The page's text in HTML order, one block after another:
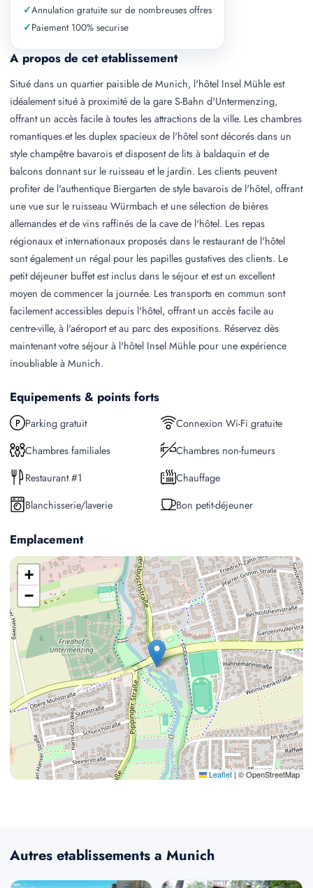
A propos de cet etablissement
Situé dans un quartier paisible de Munich, l'hôtel Insel Mühle est
idéalement situé à proximité de la gare S-Bahn d'Untermenzing,
offrant un accès facile à toutes les attractions de la ville. Les chambres
romantiques et les duplex spacieux de l'hôtel sont décorés dans un
style champêtre bavarois et disposent de lits à baldaquin et de
balcons donnant sur le ruisseau et le jardin. Les clients peuvent
profiter de l'authentique Biergarten de style bavarois de l'hôtel, offrant
une vue sur le ruisseau Würmbach et une sélection de bières
allemandes et de vins raffinés de la cave de l'hôtel. Les repas
régionaux et internationaux proposés dans le restaurant de l'hôtel
sont également un régal pour les papilles gustatives des clients. Le
petit déjeuner buffet est inclus dans le séjour et est un excellent
moyen de commencer la journée. Les transports en commun sont
facilement accessibles depuis l'hôtel, offrant un accès facile au
centre-ville, à l'aéroport et au parc des expositions. Réservez dès
maintenant votre séjour à l'hôtel Insel Mühle pour une expérience
inoubliable à Munich.
Equipements & points forts
Parking gratuit
Connexion Wi-Fi gratuite
Chambres familiales
Chambres non-fumeurs
Restaurant #1
Chauffage
Blanchisserie/laverie
Bon petit-déjeuner
Emplacement
+
−
Leaflet | © OpenStreetMap
✓Annulation gratuite sur de nombreuses offres
✓Paiement 100% securise
Autres etablissements a Munich